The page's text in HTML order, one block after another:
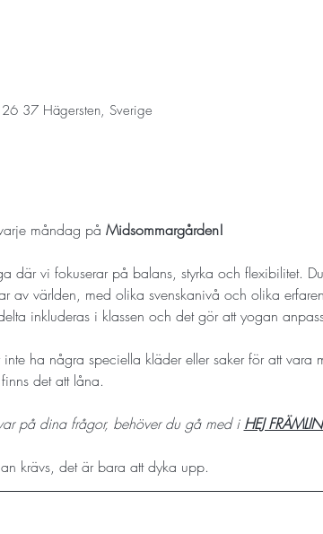
37 Hägersten, Sverige
måndag på Midsommargården!
där vi fokuserar på balans, styrka och flexibilitet.
av världen, med olika svenskanivå och olika
inkluderas i klassen och det gör att yogan
ha några speciella kläder eller saker för att
det att låna.
på dina frågor, behöver du gå med i HEJ
krävs, det är bara att dyka upp.